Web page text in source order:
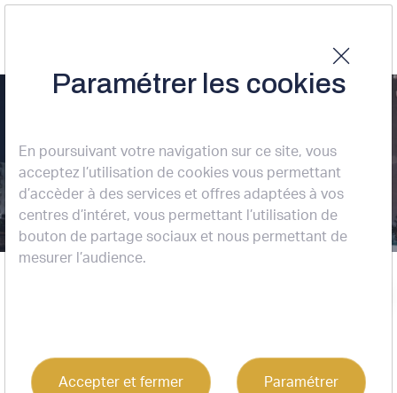
Paramétrer les cookies
En poursuivant votre navigation sur ce site, vous
acceptez l’utilisation de cookies vous permettant
d’accèder à des services et offres adaptées à vos
centres d’intéret, vous permettant l’utilisation de
bouton de partage sociaux et nous permettant de
mesurer l’audience.
Accepter et fermer Paramétrer
: bureaux à louer
20 résultats